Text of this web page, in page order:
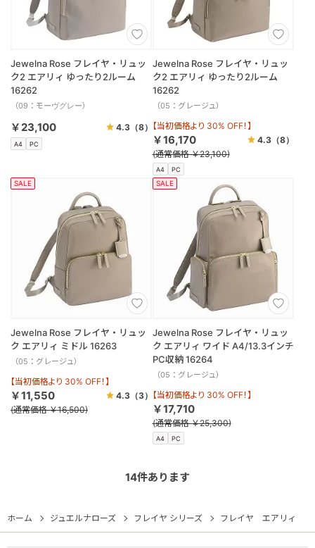
A4 PC
Jewelna Rose フレイヤ・リュッ
ク2 エアリィ ゆったり2ルーム
16262
（09：モーヴグレー）
￥23,100 4.3（8）
A4 PC
Jewelna Rose フレイヤ・リュッ
ク2 エアリィ ゆったり2ルーム
16262
（05：グレージュ）
【当初価格より 30% OFF！】
￥16,170 4.3 （8）
(通常価格 ￥23,100)
SALE
Jewelna Rose フレイヤ・リュッ
ク エアリィ ミドル 16263
（05：グレージュ）
【当初価格より 30% OFF！】
￥11,550 4.3（3）
(通常価格 ￥16,500)
SALE
A4 PC
Jewelna Rose フレイヤ・リュッ
ク エアリィ ワイド A4/13.3インチ
PC収納 16264
（05：グレージュ）
【当初価格より 30% OFF！】
￥17,710
(通常価格 ￥25,300)
14件あります
ホーム ジュエルナローズ フレイヤ シリーズ フレイヤ エアリィ